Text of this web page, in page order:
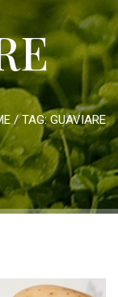
/ TAG:GUAVIARE